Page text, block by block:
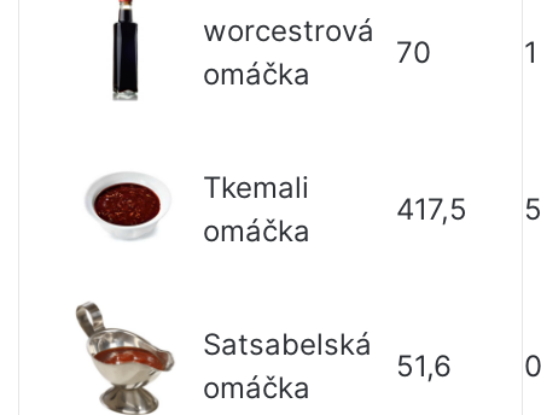
worcestrová
omáčka
70 1
Tkemali
omáčka
417,5 5
Satsabelská
omáčka
51,6